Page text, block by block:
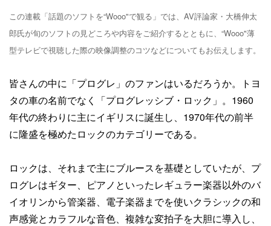
この連載「話題のソフトを“Wooo"で観る」では、AV評論家・大橋伸太
郎氏が旬のソフトの見どころや内容をご紹介するとともに、“Wooo"薄
型テレビで視聴した際の映像調整のコツなどについてもお伝えします。
皆さんの中に「プログレ」のファンはいるだろうか。トヨ
タの車の名前でなく「プログレッシブ・ロック」。1960
年代の終わりに主にイギリスに誕生し、1970年代の前半
に隆盛を極めたロックのカテゴリーである。
ロックは、それまで主にブルースを基礎としていたが、プ
ログレはギター、ピアノといったレギュラー楽器以外のバ
イオリンから管楽器、電子楽器までを使いクラシックの和
声感覚とカラフルな音色、複雑な変拍子を大胆に導入し、